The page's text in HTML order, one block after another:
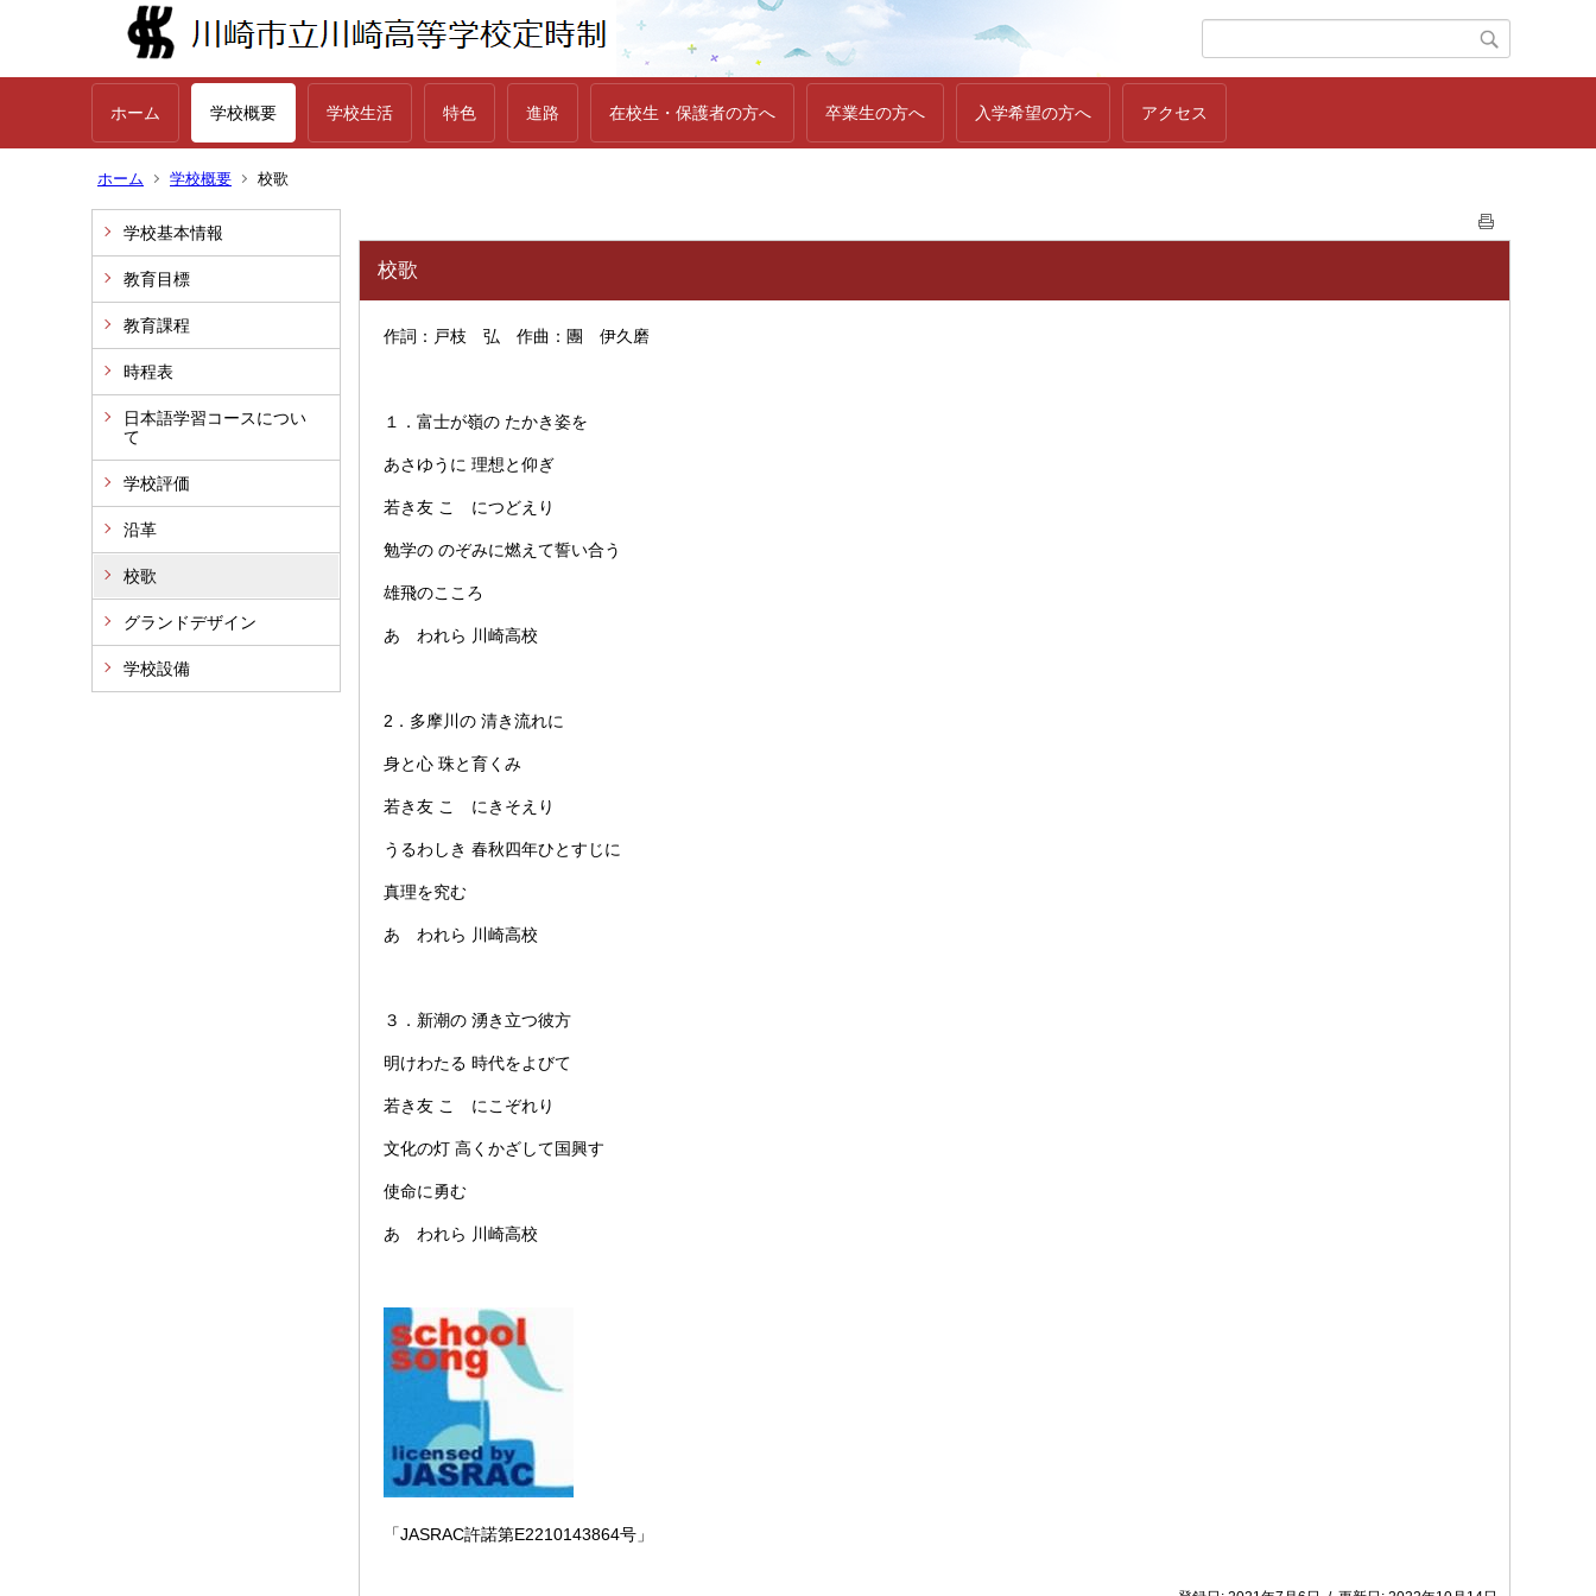
ホーム 学校概要 学校生活 特色 進路 在校生・保護者の方へ 卒業生の方へ 入学希望の方へ アクセス
ホーム 学校概要 校歌
学校基本情報
教育目標
教育課程
時程表
日本語学習コースについ
て
学校評価
沿革
校歌
グランドデザイン
学校設備
校歌
作詞：戸枝 弘 作曲：團 伊久磨
１．富士が嶺の たかき姿を
あさゆうに 理想と仰ぎ
若き友 こゝにつどえり
勉学の のぞみに燃えて誓い合う
雄飛のこころ
あゝわれら 川崎高校
2．多摩川の 清き流れに
身と心 珠と育くみ
若き友 こゝにきそえり
うるわしき 春秋四年ひとすじに
真理を究む
あゝわれら 川崎高校
３．新潮の 湧き立つ彼方
明けわたる 時代をよびて
若き友 こゝにこぞれり
文化の灯 高くかざして国興す
使命に勇む
あゝわれら 川崎高校
「JASRAC許諾第E2210143864号」